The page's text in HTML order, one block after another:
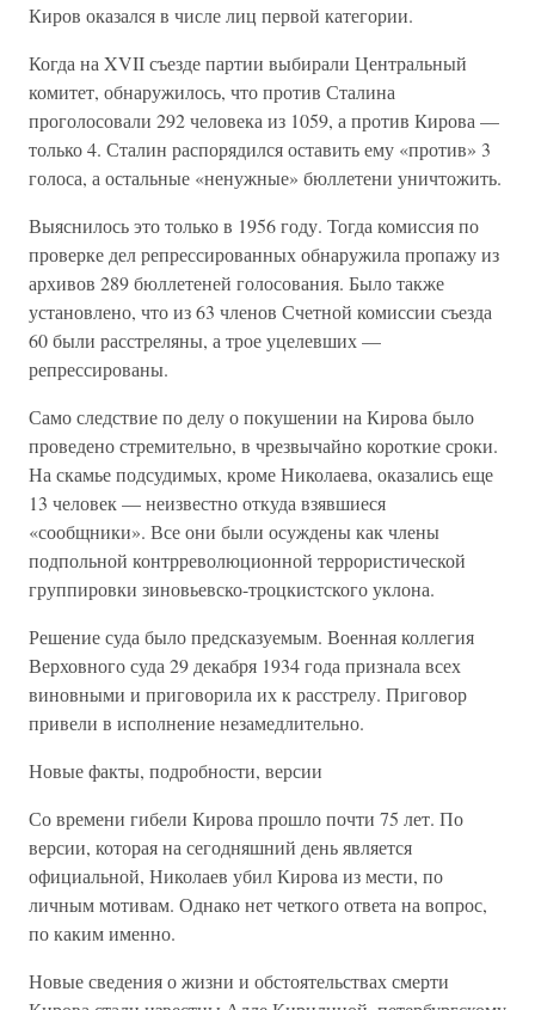
Киров оказался в числе лиц первой категории.
Когда на XVII съезде партии выбирали Центральный
комитет, обнаружилось, что против Сталина
проголосовали 292 человека из 1059, а против Кирова —
только 4. Сталин распорядился оставить ему «против» 3
голоса, а остальные «ненужные» бюллетени уничтожить.
Выяснилось это только в 1956 году. Тогда комиссия по
проверке дел репрессированных обнаружила пропажу из
архивов 289 бюллетеней голосования. Было также
установлено, что из 63 членов Счетной комиссии съезда
60 были расстреляны, а трое уцелевших —
репрессированы.
Само следствие по делу о покушении на Кирова было
проведено стремительно, в чрезвычайно короткие сроки.
На скамье подсудимых, кроме Николаева, оказались еще
13 человек — неизвестно откуда взявшиеся
«сообщники». Все они были осуждены как члены
подпольной контрреволюционной террористической
группировки зиновьевско-троцкистского уклона.
Решение суда было предсказуемым. Военная коллегия
Верховного суда 29 декабря 1934 года признала всех
виновными и приговорила их к расстрелу. Приговор
привели в исполнение незамедлительно.
Новые факты, подробности, версии
Со времени гибели Кирова прошло почти 75 лет. По
версии, которая на сегодняшний день является
официальной, Николаев убил Кирова из мести, по
личным мотивам. Однако нет четкого ответа на вопрос,
по каким именно.
Новые сведения о жизни и обстоятельствах смерти